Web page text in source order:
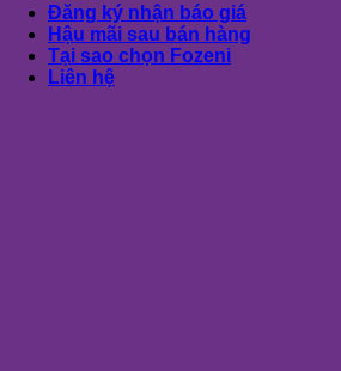
Đăng ký nhận báo giá
Hậu mãi sau bán hàng
Tại sao chọn Fozeni
Liên hệ